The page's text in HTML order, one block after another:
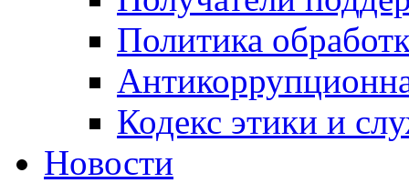
Политика
Кодекс этики и
Новости